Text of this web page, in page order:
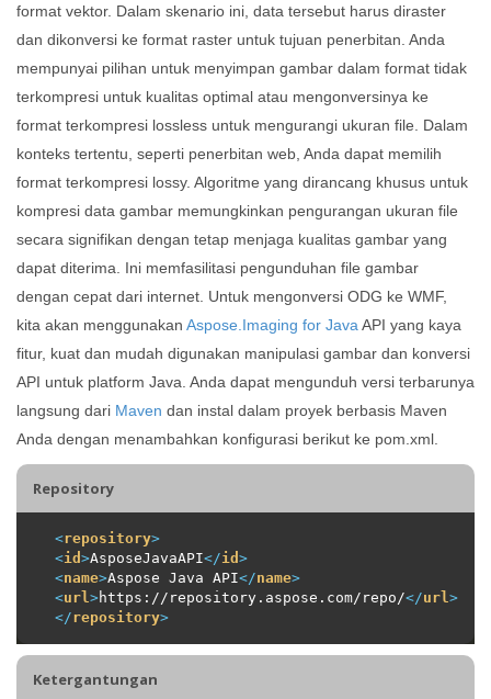
format vektor. Dalam skenario ini, data tersebut harus diraster
dan dikonversi ke format raster untuk tujuan penerbitan. Anda
mempunyai pilihan untuk menyimpan gambar dalam format tidak
terkompresi untuk kualitas optimal atau mengonversinya ke
format terkompresi lossless untuk mengurangi ukuran file. Dalam
konteks tertentu, seperti penerbitan web, Anda dapat memilih
format terkompresi lossy. Algoritme yang dirancang khusus untuk
kompresi data gambar memungkinkan pengurangan ukuran file
secara signifikan dengan tetap menjaga kualitas gambar yang
dapat diterima. Ini memfasilitasi pengunduhan file gambar
dengan cepat dari internet. Untuk mengonversi ODG ke WMF,
kita akan menggunakan Aspose.Imaging for Java API yang kaya
fitur, kuat dan mudah digunakan manipulasi gambar dan konversi
API untuk platform Java. Anda dapat mengunduh versi terbarunya
langsung dari Maven dan instal dalam proyek berbasis Maven
Anda dengan menambahkan konfigurasi berikut ke pom.xml.
Repository
<repository>
<id >AsposeJavaAPI</id >
<name>Aspose Java API</name>
<url >https://repository.aspose.com/repo/</url >
</repository>
Ketergantungan